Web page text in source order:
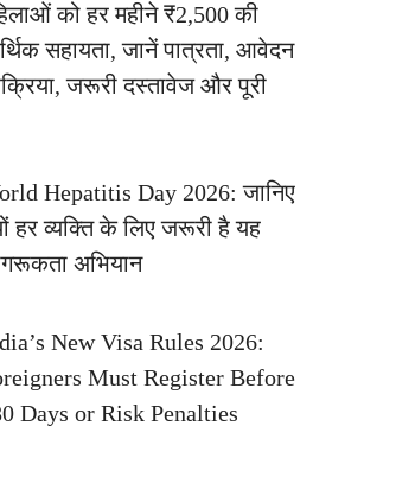
को हर महीने ₹2,500 की
सहायता, जानें पात्रता, आवेदन
जरूरी दस्तावेज और पूरी
Hepatitis Day 2026: जानिए
हर व्यक्ति के लिए जरूरी है यह
अभियान
New Visa Rules 2026:
Must Register Before
Days or Risk Penalties